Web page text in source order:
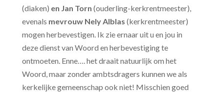
(diaken) en Jan Torn (ouderling-kerkrentmeester),
evenals mevrouw Nely Alblas (kerkrentmeester)
mogen herbevestigen. Ik zie ernaar uit u en jou in
deze dienst van Woord en herbevestiging te
ontmoeten. Enne…. het draait natuurlijk om het
Woord, maar zonder ambtsdragers kunnen we als
kerkelijke gemeenschap ook niet! Misschien goed